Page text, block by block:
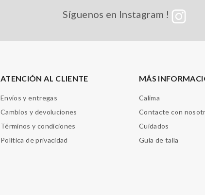
Síguenos en Instagram !
ATENCIÓN AL CLIENTE
Envíos y entregas
Cambios y devoluciones
Términos y condiciones
Política de privacidad
MÁS
Calima
Contacte con
Cuidados
Guía de talla